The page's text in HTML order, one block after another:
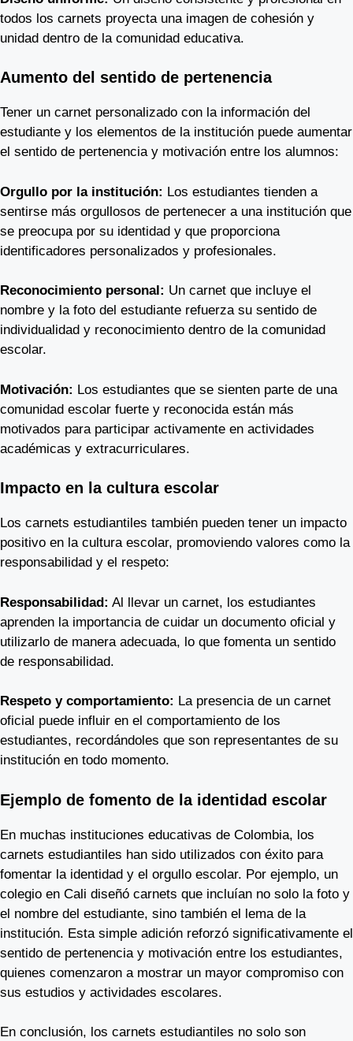
todos los carnets proyecta una imagen de cohesión y
unidad dentro de la comunidad educativa.
Aumento del sentido de pertenencia
Tener un carnet personalizado con la información del
estudiante y los elementos de la institución puede aumentar
el sentido de pertenencia y motivación entre los alumnos:
Orgullo por la institución: Los estudiantes tienden a
sentirse más orgullosos de pertenecer a una institución que
se preocupa por su identidad y que proporciona
identificadores personalizados y profesionales.
Reconocimiento personal: Un carnet que incluye el
nombre y la foto del estudiante refuerza su sentido de
individualidad y reconocimiento dentro de la comunidad
escolar.
Motivación: Los estudiantes que se sienten parte de una
comunidad escolar fuerte y reconocida están más
motivados para participar activamente en actividades
académicas y extracurriculares.
Impacto en la cultura escolar
Los carnets estudiantiles también pueden tener un impacto
positivo en la cultura escolar, promoviendo valores como la
responsabilidad y el respeto:
Responsabilidad: Al llevar un carnet, los estudiantes
aprenden la importancia de cuidar un documento oficial y
utilizarlo de manera adecuada, lo que fomenta un sentido
de responsabilidad.
Respeto y comportamiento: La presencia de un carnet
oficial puede influir en el comportamiento de los
estudiantes, recordándoles que son representantes de su
institución en todo momento.
Ejemplo de fomento de la identidad escolar
En muchas instituciones educativas de Colombia, los
carnets estudiantiles han sido utilizados con éxito para
fomentar la identidad y el orgullo escolar. Por ejemplo, un
colegio en Cali diseñó carnets que incluían no solo la foto y
el nombre del estudiante, sino también el lema de la
institución. Esta simple adición reforzó significativamente el
sentido de pertenencia y motivación entre los estudiantes,
quienes comenzaron a mostrar un mayor compromiso con
sus estudios y actividades escolares.
En conclusión, los carnets estudiantiles no solo son